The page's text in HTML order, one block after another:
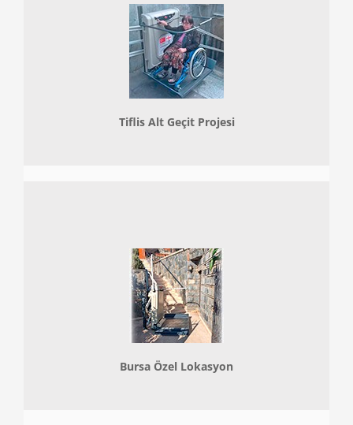
Tiflis Alt Geçit Projesi
Bursa Özel Lokasyon